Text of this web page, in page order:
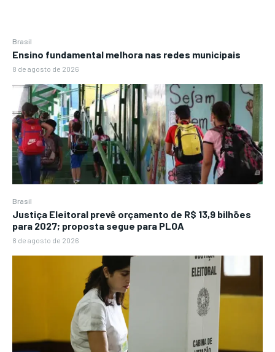
Brasil
Ensino fundamental melhora nas redes municipais
8 de agosto de 2026
Brasil
Justiça Eleitoral prevê orçamento de R$ 13,9 bilhões
para 2027; proposta segue para PLOA
8 de agosto de 2026